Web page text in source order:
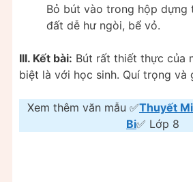
Bỏ bút vào trong hộp dựng
đất dễ hư ngòi, bể vỏ.
III. Kết bài: Bút rất thiết thực của
biệt là với học sinh. Quí trọng và
Xem thêm văn mẫu ✅Thuyết
Bi✅ Lớp 8